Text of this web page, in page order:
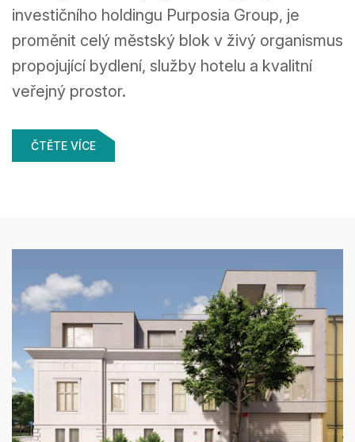
investičního holdingu Purposia Group, je
proměnit celý městský blok v živý organismus
propojující bydlení, služby hotelu a kvalitní
veřejný prostor.
ČTĚTE VÍCE